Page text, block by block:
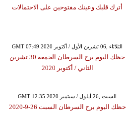
أترك قلبك وعينك مفتوحين على الاحتمالات
GMT 07:49 2020 الثلاثاء ,06 تشرين الأول / أكتوبر
حظك اليوم برج السرطان الجمعة 30 تشرين
الثاني / أكتوبر 2020
GMT 12:35 2020 السبت ,26 أيلول / سبتمبر
حظك اليوم برج السرطان السبت 26-9-2020